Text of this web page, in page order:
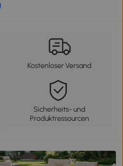
Kostenloser Versand
Sicherheits- und
Produktressourcen